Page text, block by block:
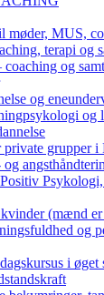
MUS,
terapi og
og
og
og
grupper i
og
(mænd
og
i